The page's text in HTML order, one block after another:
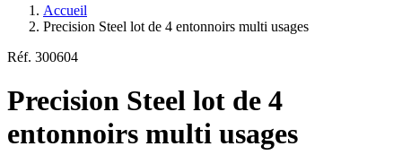
Accueil
Precision Steel lot de 4 entonnoirs multi usages
Réf. 300604
Precision Steel lot de 4
entonnoirs multi usages